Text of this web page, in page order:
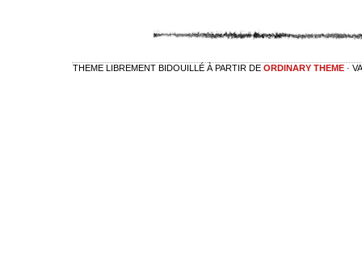
THEME LIBREMENT BIDOUILLÉ À PARTIR DE ORDINARY THEME ·